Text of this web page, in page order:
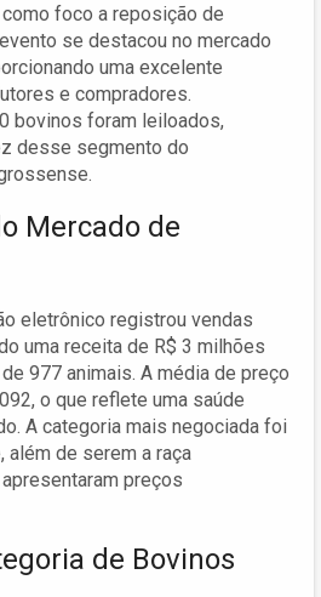
foco a reposição de
se destacou no mercado
uma excelente
e compradores.
bovinos foram leiloados,
desse segmento do
Mercado de
eletrônico registrou vendas
uma receita de R$ 3 milhões
977 animais. A média de preço
o que reflete uma saúde
A categoria mais negociada foi
além de serem a raça
preços
de Bovinos